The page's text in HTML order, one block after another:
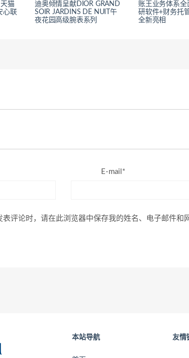
猫
心联
迪奥倾情呈献DIOR GRAND
SOIR JARDINS DE NUIT午
夜花园高级腕表系列
账王业务体系全
研软件+财务托
全新亮相
E-mail*
表评论时，请在此浏览器中保存我的姓名、电子邮件和
本站导航 友情